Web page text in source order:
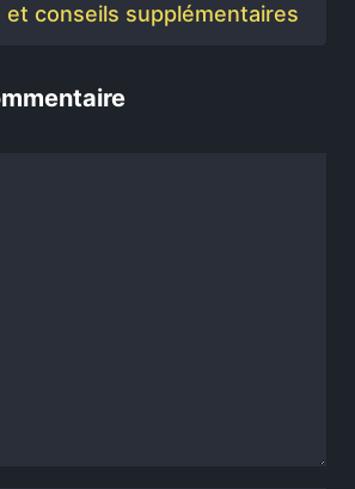
et conseils supplémentaires